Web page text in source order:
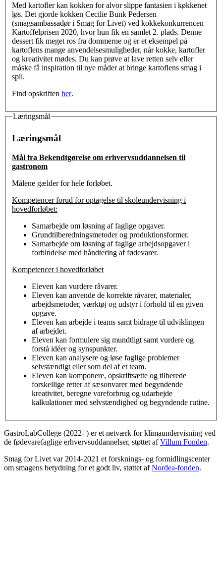
Med kartofler kan kokken for alvor slippe fantasien i køkkenet
løs. Det gjorde kokken Cecilie Bunk Pedersen
(smagsambassadør i Smag for Livet) ved kokkekonkurrencen
Kartoffelprisen 2020, hvor hun fik en samlet 2. plads. Denne
dessert fik meget ros fra dommerne og er et eksempel på
kartoflens mange anvendelsesmuligheder, når kokke, kartofler
og kreativitet mødes. Du kan prøve at lave retten selv eller
måske få inspiration til nye måder at bringe kartoflens smag i
spil.
Find opskriften her.
Læringsmål
Læringsmål
Mål fra Bekendtgørelse om erhvervsuddannelsen til
gastronom
Målene gælder for hele forløbet.
Kompetencer forud for optagelse til skoleundervisning i
hovedforløbet:
Samarbejde om løsning af faglige opgaver.
Grundtilberedningsmetoder og produktionsformer.
Samarbejde om løsning af faglige arbejdsopgaver i
forbindelse med håndtering af fødevarer.
Kompetencer i hovedforløbet
Eleven kan vurdere råvarer.
Eleven kan anvende de korrekte råvarer, materialer,
arbejdsmetoder, værktøj og udstyr i forhold til en given
opgave.
Eleven kan arbejde i teams samt bidrage til udviklingen
af arbejdet.
Eleven kan formulere sig mundtligt samt vurdere og
forstå idéer og synspunkter.
Eleven kan analysere og løse faglige problemer
selvstændigt eller som del af et team.
Eleven kan komponere, opskriftsætte og tilberede
forskellige retter af sæsonvarer med begyndende
kreativitet, beregne vareforbrug og udarbejde
kalkulationer med selvstændighed og begyndende rutine.
GastroLabCollege (2022- ) er et netværk for klimaundervisning ved
de fødevarefaglige erhvervsuddannelser, støttet afVillum Fonden.
Smag for Livet var 2014-2021 et forsknings- og formidlingscenter
om smagens betydning for et godt liv, støttet afNordea-fonden.